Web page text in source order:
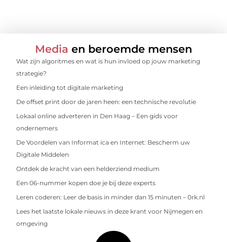
Media en beroemde mensen
Wat zijn algoritmes en wat is hun invloed op jouw marketing
strategie?
Een inleiding tot digitale marketing
De offset print door de jaren heen: een technische revolutie
Lokaal online adverteren in Den Haag – Een gids voor
ondernemers
De Voordelen van Informat ica en Internet: Bescherm uw
Digitale Middelen
Ontdek de kracht van een helderziend medium
Een 06-nummer kopen doe je bij deze experts
Leren coderen: Leer de basis in minder dan 15 minuten – 0rk.nl
Lees het laatste lokale nieuws in deze krant voor Nijmegen en
omgeving